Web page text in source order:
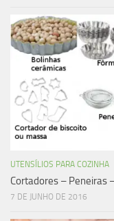
UTENSÍLIOS PARA COZINHA
Cortadores – Peneiras
7 DE JUNHO DE 2016